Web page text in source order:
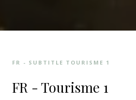
FR - SUBTITLE TOURISME 1
FR - Tourisme 1